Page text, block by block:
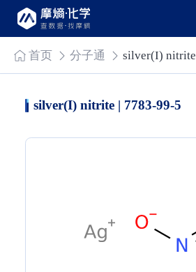
首页 分子通 silver(I) nitrite
silver(I) nitrite | 7783-99-5